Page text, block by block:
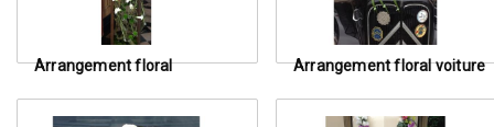
Arrangement floral Arrangement floral voiture